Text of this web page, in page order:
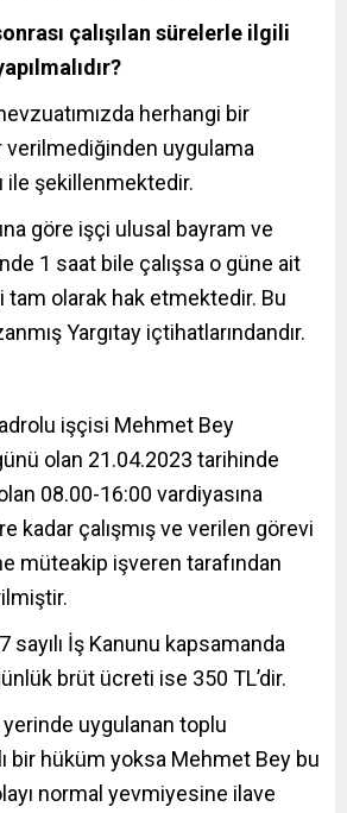
çalışılan sürelerle ilgili
herhangi bir
uygulama
ile şekillenmektedir.
göre işçi ulusal bayram ve
1 saat bile çalışsa o güne ait
olarak hak etmektedir. Bu
Yargıtay içtihatlarındandır.
işçisi Mehmet Bey
olan 21.04.2023 tarihinde
08.00-16:00 vardiyasına
kadar çalışmış ve verilen görevi
müteakip işveren tarafından
sayılı İş Kanunu kapsamanda
brüt ücreti ise 350 TL’dir.
yerinde uygulanan toplu
bir hüküm yoksa Mehmet Bey bu
normal yevmiyesine ilave